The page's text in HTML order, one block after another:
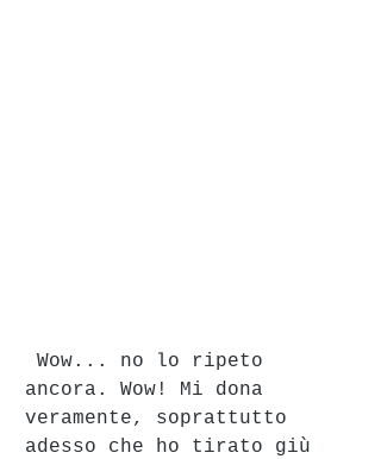
ancora. Wow! Mi dona
veramente, soprattutto
adesso che ho tirato giù